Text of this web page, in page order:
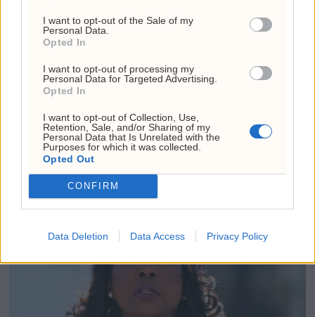
I want to opt-out of the Sale of my
Personal Data.
Opted In
I want to opt-out of processing my
Personal Data for Targeted Advertising.
Opted In
I want to opt-out of Collection, Use,
Retention, Sale, and/or Sharing of my
Personal Data that Is Unrelated with the
Purposes for which it was collected.
Opted Out
CONFIRM
Data Deletion Data Access Privacy Policy
EU innfører nye
sanksjoner mot
Russland